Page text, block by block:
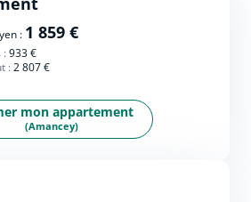
: 1 859 €
:933 €
:2 807 €
mon appartement
(Amancey)